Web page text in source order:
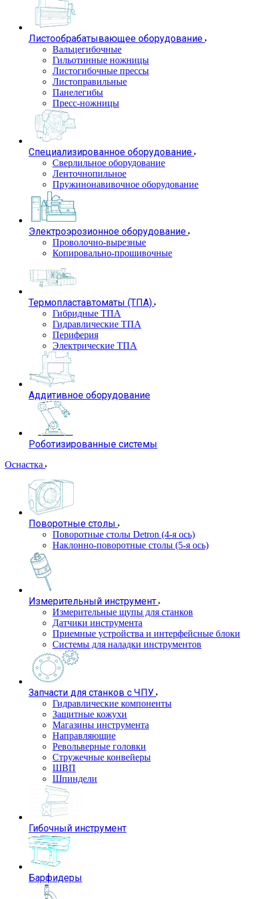
Листообрабатывающее оборудование
Вальцегибочные
Гильотинные ножницы
Листогибочные прессы
Листоправильные
Панелегибы
Пресс-ножницы
Специализированное оборудование
Сверлильное оборудование
Ленточнопильное
Пружинонавивочное оборудование
Электроэрозионное оборудование
Проволочно-вырезные
Копировально-прошивочные
Термопластавтоматы (ТПА)
Гибридные ТПА
Гидравлические ТПА
Периферия
Электрические ТПА
Аддитивное оборудование
Роботизированные системы
Оснастка
Поворотные столы
Поворотные столы Detron (4-я ось)
Наклонно-поворотные столы (5-я ось)
Измерительный инструмент
Измерительные щупы для станков
Датчики инструмента
Приемные устройства и интерфейсные блоки
Системы для наладки инструментов
Запчасти для станков с ЧПУ
Гидравлические компоненты
Защитные кожухи
Магазины инструмента
Направляющие
Револьверные головки
Стружечные конвейеры
ШВП
Шпиндели
Гибочный инструмент
Барфидеры